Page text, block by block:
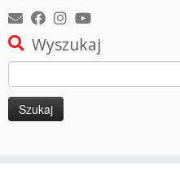
Wyszukaj
Szukaj: